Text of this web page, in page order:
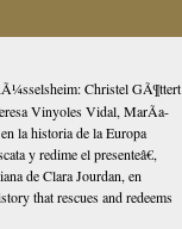
Christel GÃ¶ttert
Vinyoles Vidal, MarÃ­a-
la historia de la Europa
y redime el presenteâ€,
de Clara Jourdan, en
that rescues and redeems